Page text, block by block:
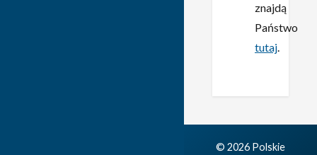
znajdą
Państwo
tutaj.
© 2026 Polskie